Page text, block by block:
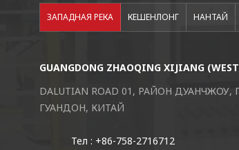
ЗАПАДНАЯ РЕКА КЕШЕНЛОНГ НАНТАЙ
GUANGDONG ZHAOQING XIJIANG
DALUTIAN ROAD 01, РАЙОН
ГУАНДОН, КИТАЙ
Тел : +86-758-2716712